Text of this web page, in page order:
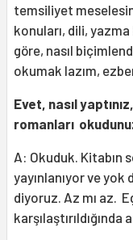
temsiliyet
konuları, dili,
göre, nasıl
okumak lazım,
Evet, nasıl
romanları
A: Okuduk. Kitabın
yayınlanıyor ve
diyoruz. Az mı az.
karşılaştırıldığında